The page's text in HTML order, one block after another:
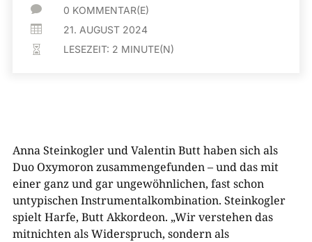
 0 KOMMENTAR(E)
 21. AUGUST 2024
 LESEZEIT: 2 MINUTE(N)
Anna Steinkogler und Valentin Butt haben sich als
Duo Oxymoron zusammengefunden – und das mit
einer ganz und gar ungewöhnlichen, fast schon
untypischen Instrumentalkombination. Steinkogler
spielt Harfe, Butt Akkordeon. „Wir verstehen das
mitnichten als Widerspruch, sondern als